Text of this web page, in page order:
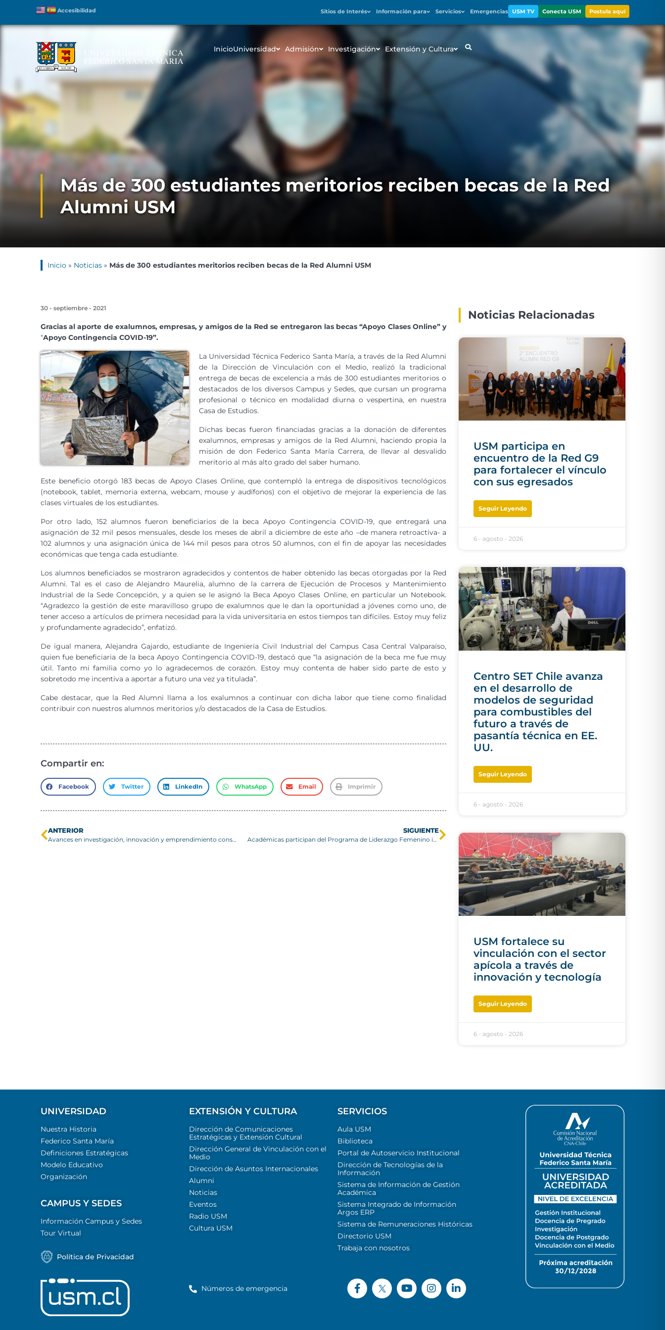
Accesibilidad Sitios de Interés Información para Servicios Emergencias USM TV Conecta USM Postula aquí
InicioUniversidad Admisión Investigación Extensión y Cultura
Más de 300 estudiantes meritorios reciben becas de la Red
Alumni USM
Inicio » Noticias » Más de 300 estudiantes meritorios reciben becas de la Red Alumni USM
30 - septiembre - 2021
Gracias al aporte de exalumnos, empresas, y amigos de la Red se entregaron las becas “Apoyo Clases Online” y
“Apoyo Contingencia COVID-19”.
La Universidad Técnica Federico Santa María, a través de la Red Alumni
de la Dirección de Vinculación con el Medio, realizó la tradicional
entrega de becas de excelencia a más de 300 estudiantes meritorios o
destacados de los diversos Campus y Sedes, que cursan un programa
profesional o técnico en modalidad diurna o vespertina, en nuestra
Casa de Estudios.
Dichas becas fueron financiadas gracias a la donación de diferentes
exalumnos, empresas y amigos de la Red Alumni, haciendo propia la
misión de don Federico Santa María Carrera, de llevar al desvalido
meritorio al más alto grado del saber humano.
Este beneficio otorgó 183 becas de Apoyo Clases Online, que contempló la entrega de dispositivos tecnológicos
(notebook, tablet, memoria externa, webcam, mouse y audífonos) con el objetivo de mejorar la experiencia de las
clases virtuales de los estudiantes.
Por otro lado, 152 alumnos fueron beneficiarios de la beca Apoyo Contingencia COVID-19, que entregará una
asignación de 32 mil pesos mensuales, desde los meses de abril a diciembre de este año –de manera retroactiva- a
102 alumnos y una asignación única de 144 mil pesos para otros 50 alumnos, con el fin de apoyar las necesidades
económicas que tenga cada estudiante.
Los alumnos beneficiados se mostraron agradecidos y contentos de haber obtenido las becas otorgadas por la Red
Alumni. Tal es el caso de Alejandro Maurelia, alumno de la carrera de Ejecución de Procesos y Mantenimiento
Industrial de la Sede Concepción, y a quien se le asignó la Beca Apoyo Clases Online, en particular un Notebook.
“Agradezco la gestión de este maravilloso grupo de exalumnos que le dan la oportunidad a jóvenes como uno, de
tener acceso a artículos de primera necesidad para la vida universitaria en estos tiempos tan difíciles. Estoy muy feliz
y profundamente agradecido”, enfatizó.
De igual manera, Alejandra Gajardo, estudiante de Ingeniería Civil Industrial del Campus Casa Central Valparaíso,
quien fue beneficiaria de la beca Apoyo Contingencia COVID-19, destacó que “la asignación de la beca me fue muy
útil. Tanto mi familia como yo lo agradecemos de corazón. Estoy muy contenta de haber sido parte de esto y
sobretodo me incentiva a aportar a futuro una vez ya titulada”.
Cabe destacar, que la Red Alumni llama a los exalumnos a continuar con dicha labor que tiene como finalidad
contribuir con nuestros alumnos meritorios y/o destacados de la Casa de Estudios.
Compartir en:
Facebook Twitter LinkedIn WhatsApp Email Imprimir
ANTERIOR
Avances en investigación, innovación y emprendimiento consolidan la actividad científica en la USM
SIGUIENTE
Académicas participan del Programa de Liderazgo Femenino impulsado por el Ministerio de Ciencia
Noticias Relacionadas
USM participa en
encuentro de la Red G9
para fortalecer el vínculo
con sus egresados
Seguir Leyendo
6 - agosto - 2026
Centro SET Chile avanza
en el desarrollo de
modelos de seguridad
para combustibles del
futuro a través de
pasantía técnica en EE.
UU.
Seguir Leyendo
6 - agosto - 2026
USM fortalece su
vinculación con el sector
apícola a través de
innovación y tecnología
Seguir Leyendo
6 - agosto - 2026
UNIVERSIDAD
Nuestra Historia
Federico Santa María
Definiciones Estratégicas
Modelo Educativo
Organización
CAMPUS Y SEDES
Información Campus y Sedes
Tour Virtual
Política de Privacidad
EXTENSIÓN Y CULTURA
Dirección de Comunicaciones
Estratégicas y Extensión Cultural
Dirección General de Vinculación con el
Medio
Dirección de Asuntos Internacionales
Alumni
Noticias
Eventos
Radio USM
Cultura USM
SERVICIOS
Aula USM
Biblioteca
Portal de Autoservicio Institucional
Dirección de Tecnologías de la
Información
Sistema de Información de Gestión
Académica
Sistema Integrado de Información
Argos ERP
Sistema de Remuneraciones Históricas
Directorio USM
Trabaja con nosotros
Números de emergencia